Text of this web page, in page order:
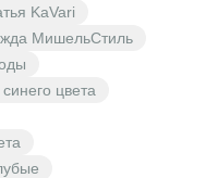
KaVari
МишельСтиль
цвета